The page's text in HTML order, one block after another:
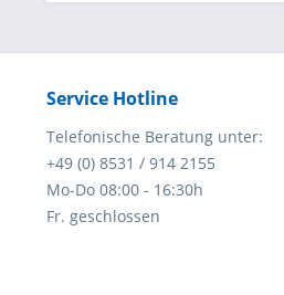
Service Hotline
Telefonische Beratung unter:
+49 (0) 8531 / 914 2155
Mo-Do 08:00 - 16:30h
Fr. geschlossen